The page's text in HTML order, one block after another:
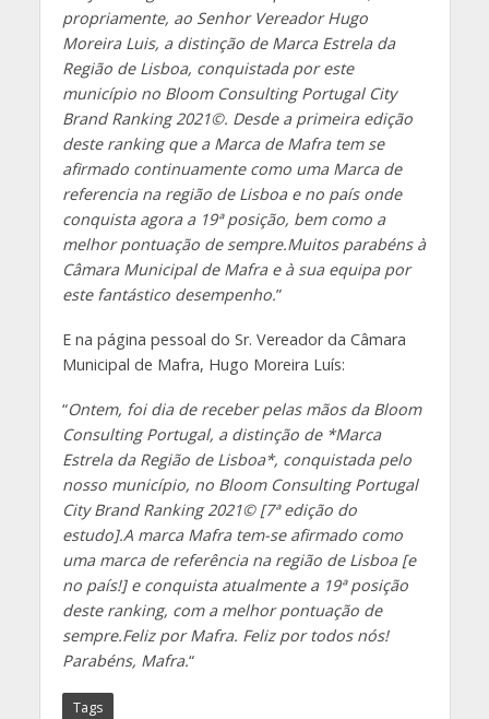
propriamente, ao Senhor Vereador Hugo
Moreira Luis, a distinção de Marca Estrela da
Região de Lisboa, conquistada por este
município no Bloom Consulting Portugal City
Brand Ranking 2021©. Desde a primeira edição
deste ranking que a Marca de Mafra tem se
afirmado continuamente como uma Marca de
referencia na região de Lisboa e no país onde
conquista agora a 19ª posição, bem como a
melhor pontuação de sempre.Muitos parabéns à
Câmara Municipal de Mafra e à sua equipa por
este fantástico desempenho.”
E na página pessoal do Sr. Vereador da Câmara
Municipal de Mafra, Hugo Moreira Luís:
“Ontem, foi dia de receber pelas mãos da Bloom
Consulting Portugal, a distinção de *Marca
Estrela da Região de Lisboa*, conquistada pelo
nosso município, no Bloom Consulting Portugal
City Brand Ranking 2021© [7ª edição do
estudo].A marca Mafra tem-se afirmado como
uma marca de referência na região de Lisboa [e
no país!] e conquista atualmente a 19ª posição
deste ranking, com a melhor pontuação de
sempre.Feliz por Mafra. Feliz por todos nós!
Parabéns, Mafra.“
Tags